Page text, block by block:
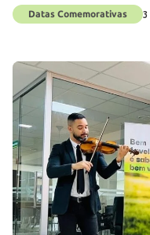
3
Datas Comemorativas